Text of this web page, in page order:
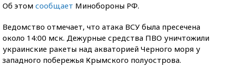
Об этом сообщает Минобороны РФ.
Ведомство отмечает, что атака ВСУ была пресечена
около 14:00 мск. Дежурные средства ПВО уничтожили
украинские ракеты над акваторией Черного моря у
западного побережья Крымского полуострова.